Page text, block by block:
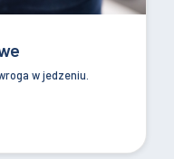
w jedzeniu.